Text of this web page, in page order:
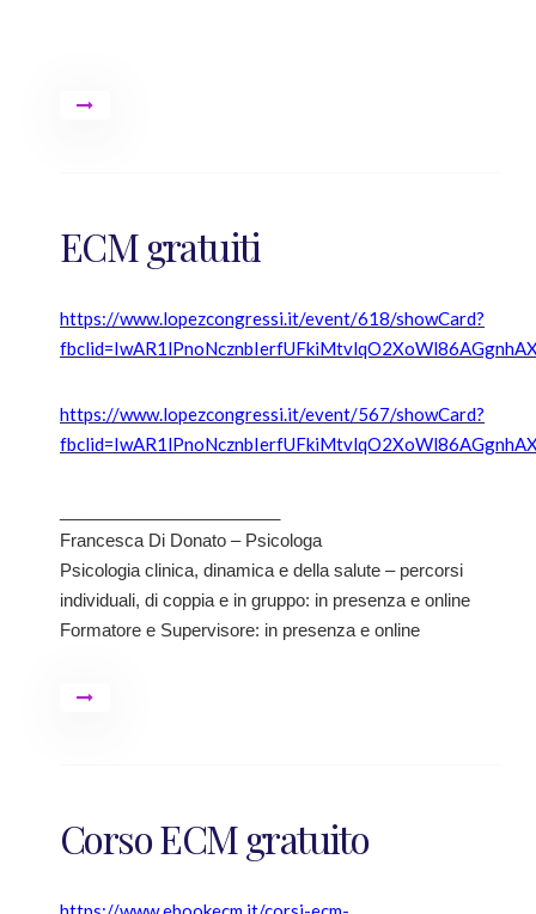
ECM gratuiti
https://www.lopezcongressi.it/event/618/showCard?
https://www.lopezcongressi.it/event/567/showCard?
Francesca Di Donato – Psicologa
Psicologia clinica, dinamica e della salute – percorsi
individuali, di coppia e in gruppo: in presenza e online
Formatore e Supervisore: in presenza e online
Corso ECM gratuito